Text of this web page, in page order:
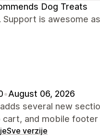
Dog Treats
Support is awesome
•August 06, 2026
several new
and mobile footer
Sve verzije